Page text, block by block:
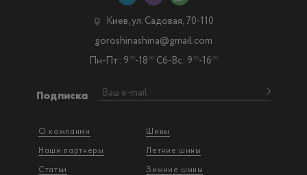
О компании
Наши партнеры
Статьи
Шины
Летние шины
Зимние шины
Подписка
Киев, ул. Садовая, 70-110
Пн-Пт: 9 00-18 00 Сб-Вс: 9 00-16 00
goroshinashina@gmail.com